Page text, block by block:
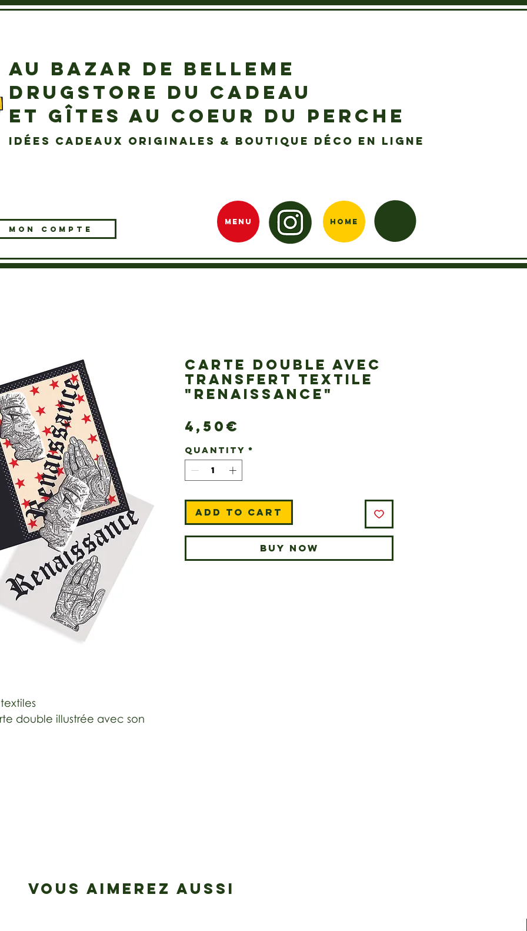
AU BAZAR DE BELLEME
DRUGSTORE DU CADEAU
ET GÎTES AU COEUR DU PERCHE
idées cadeaux originales & boutique déco en ligne
MON COMPTE
MENU Home
double illustrée avec son
CARTE DOUBLE AVEC
TRANSFERT TEXTILE
"RENAISSANCE"
4,50€
Quantity *
Add to Cart
Buy Now
VOUS AIMEREZ AUSSI